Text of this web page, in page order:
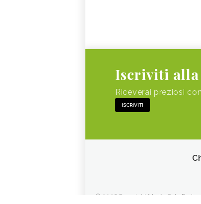
Iscriviti alla
Riceverai preziosi
ISCRIVITI
© 2026 Copyright Media Data